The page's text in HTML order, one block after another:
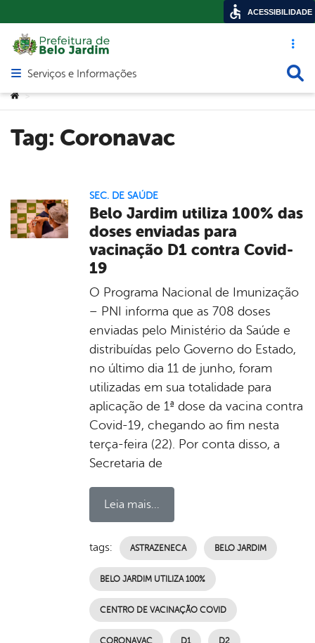
Acesso
Abrir menu principal de navegação
Serviços e Informações
Você está aqui:
>
Tag: Coronavac
SEC. DE SAÚDE
Belo Jardim utiliza 100% das
doses enviadas para
vacinação D1 contra Covid-
19
O Programa Nacional de Imunização
– PNI informa que as 708 doses
enviadas pelo Ministério da Saúde e
distribuídas pelo Governo do Estado,
no último dia 11 de junho, foram
utilizadas em sua totalidade para
aplicação de 1ª dose da vacina contra
Covid-19, chegando ao fim nesta
terça-feira (22). Por conta disso, a
Secretaria de
Leia mais...
tags: ASTRAZENECA BELO JARDIM
BELO JARDIM UTILIZA 100%
CENTRO DE VACINAÇÃO COVID
CORONAVAC D1 D2
ACESSIBILIDADE